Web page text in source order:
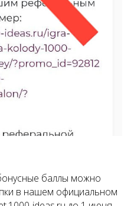
баллы можно
в нашем официальном